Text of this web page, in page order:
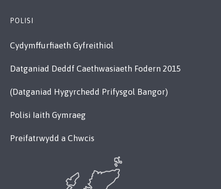
POLISI
Cydymffurfiaeth Gyfreithiol
Datganiad Deddf Caethwasiaeth Fodern 2015
(Datganiad Hygyrchedd Prifysgol Bangor)
Polisi Iaith Gymraeg
Preifatrwydd a Chwcis